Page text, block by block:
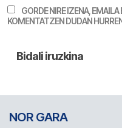
GORDE NIRE IZENA,
KOMENTATZEN DUDAN
NOR GARA